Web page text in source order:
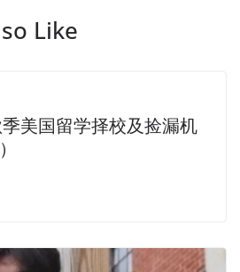
Like
美国留学择校及捡漏机